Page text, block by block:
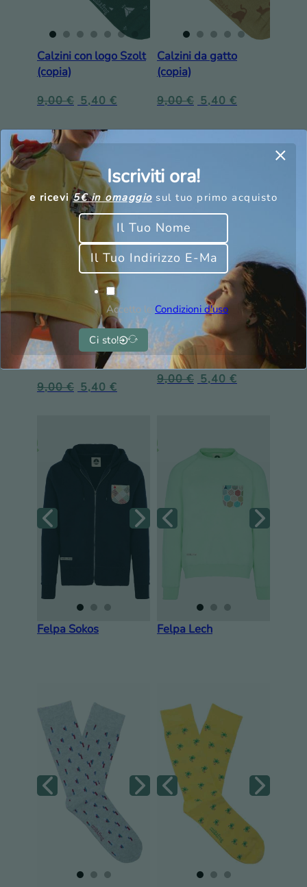
Calzini con logo Szolt
(copia)
9,00€ 5,40 €
Calzini da gatto
(copia)
9,00€ 5,40 €
Calzini a farfalla –
Taglia 40-45
9,00€ 5,40 €
Calzini a farfalla
9,00€ 5,40 €
Felpa Sokos Felpa Lech
Iscriviti ora!
e ricevi5€ in omaggiosul tuo primo acquisto
Accetto le Condizioni d'uso
Ci sto!